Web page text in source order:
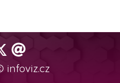
infoviz.cz